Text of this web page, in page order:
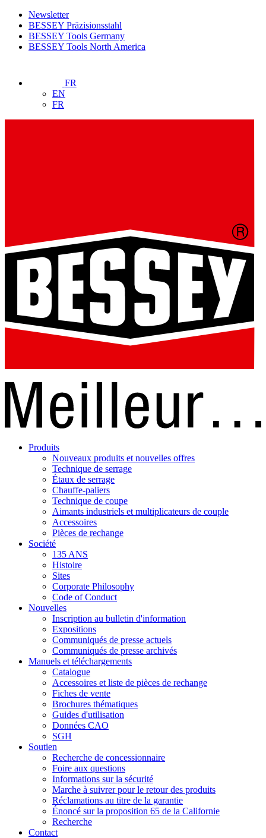
Newsletter
BESSEY Präzisionsstahl
BESSEY Tools Germany
BESSEY Tools North America
FR
EN
FR
Produits
Nouveaux produits et nouvelles offres
Technique de serrage
Étaux de serrage
Chauffe-paliers
Technique de coupe
Aimants industriels et multiplicateurs de couple
Accessoires
Pièces de rechange
Société
135 ANS
Histoire
Sites
Corporate Philosophy
Code of Conduct
Nouvelles
Inscription au bulletin d'information
Expositions
Communiqués de presse actuels
Communiqués de presse archivés
Manuels et téléchargements
Catalogue
Accessoires et liste de pièces de rechange
Fiches de vente
Brochures thématiques
Guides d'utilisation
Données CAO
SGH
Soutien
Recherche de concessionnaire
Foire aux questions
Informations sur la sécurité
Marche à suivrer pour le retour des produits
Réclamations au titre de la garantie
Énoncé sur la proposition 65 de la Californie
Recherche
Contact